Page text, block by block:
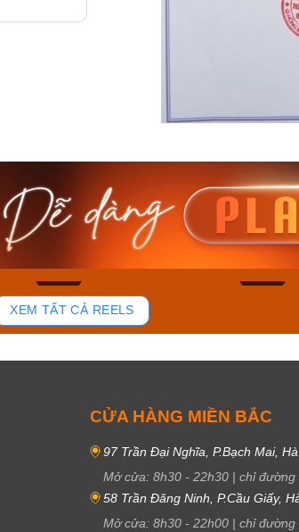
37
Casio Nam MTS-
RS100L-1AVDF
4.276.000₫
3.634.600₫
Casio
230EL-1ADF
2.117.000₫
1.799.450₫
Mua ngay
XEM TẤT CẢ REELS
CỬA HÀNG MIỀN BẮC
97 Trần Đại Nghĩa, P.Bạch Mai,
Mở cửa: 8h30 - 22h30 | chỉ đường
58 Trần Đăng Ninh, P.Cầu Giấy,
Mở cửa: 8h30 - 22h00 | chỉ đường